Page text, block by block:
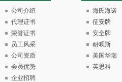
公司介绍
代理证书
荣誉证书
员工风采
公司资质
会员优势
企业招聘
海氏海诺
征安牌
安全牌
耐呗斯
美国华瑞
英思科